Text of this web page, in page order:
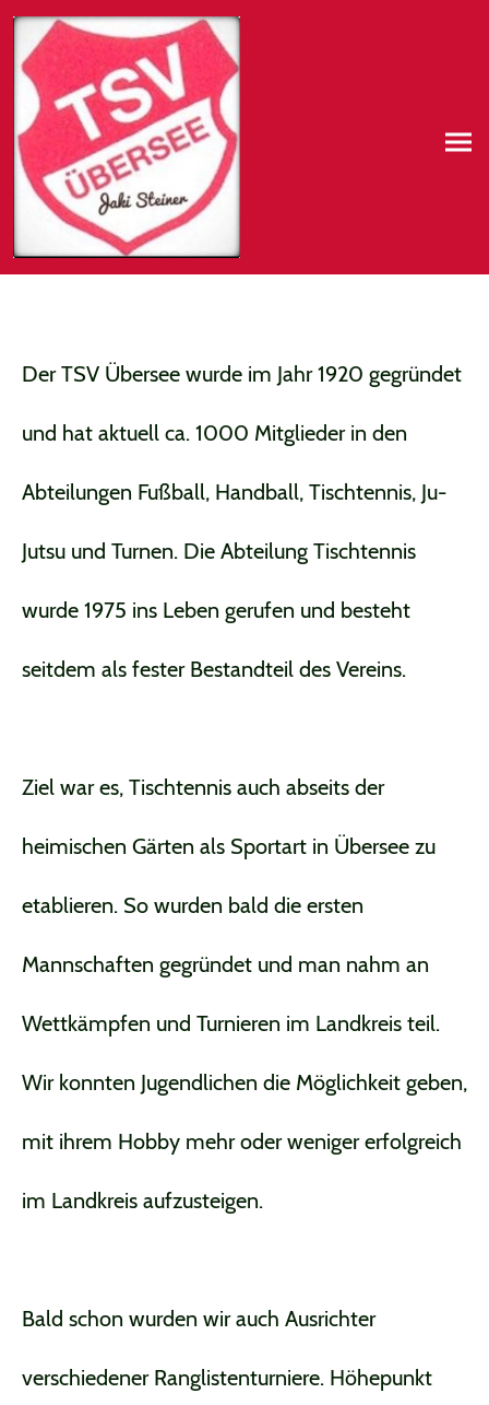
Der TSV Übersee wurde im Jahr 1920 gegründet
und hat aktuell ca. 1000 Mitglieder in den
Abteilungen Fußball, Handball, Tischtennis, Ju-
Jutsu und Turnen. Die Abteilung Tischtennis
wurde 1975 ins Leben gerufen und besteht
seitdem als fester Bestandteil des Vereins.
Ziel war es, Tischtennis auch abseits der
heimischen Gärten als Sportart in Übersee zu
etablieren. So wurden bald die ersten
Mannschaften gegründet und man nahm an
Wettkämpfen und Turnieren im Landkreis teil.
Wir konnten Jugendlichen die Möglichkeit geben,
mit ihrem Hobby mehr oder weniger erfolgreich
im Landkreis aufzusteigen.
Bald schon wurden wir auch Ausrichter
verschiedener Ranglistenturniere. Höhepunkt